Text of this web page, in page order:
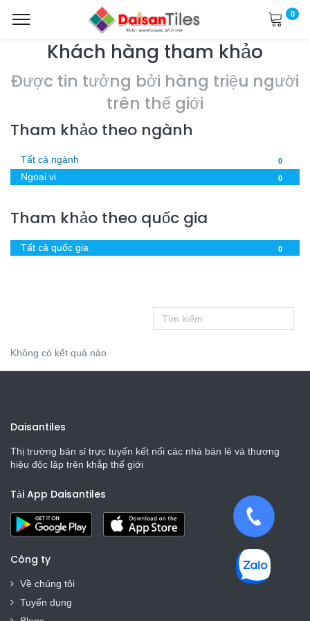
0
Khách hàng tham khảo
Được tin tưởng bởi hàng triệu người
trên thế giới
Tham khảo theo ngành
0
Tất cả ngành
0
Ngoại vi
Tham khảo theo quốc gia
0
Tất cả quốc gia
Không có kết quả nào
Daisantiles
Thị trường bán sỉ trực tuyến kết nối các nhà bán lẻ và thương
hiệu độc lập trên khắp thế giới
Tải App Daisantiles
Công ty
Về chúng tôi
Tuyển dụng